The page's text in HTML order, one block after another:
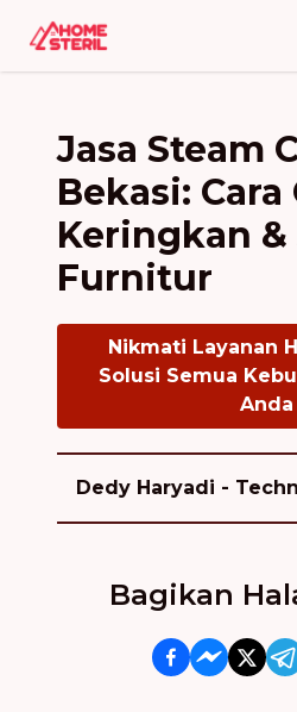
Jasa Steam
Bekasi: Cara
Keringkan
Furnitur
Nikmati Layanan
Solusi Semua
Anda
Dedy Haryadi -
Bagikan